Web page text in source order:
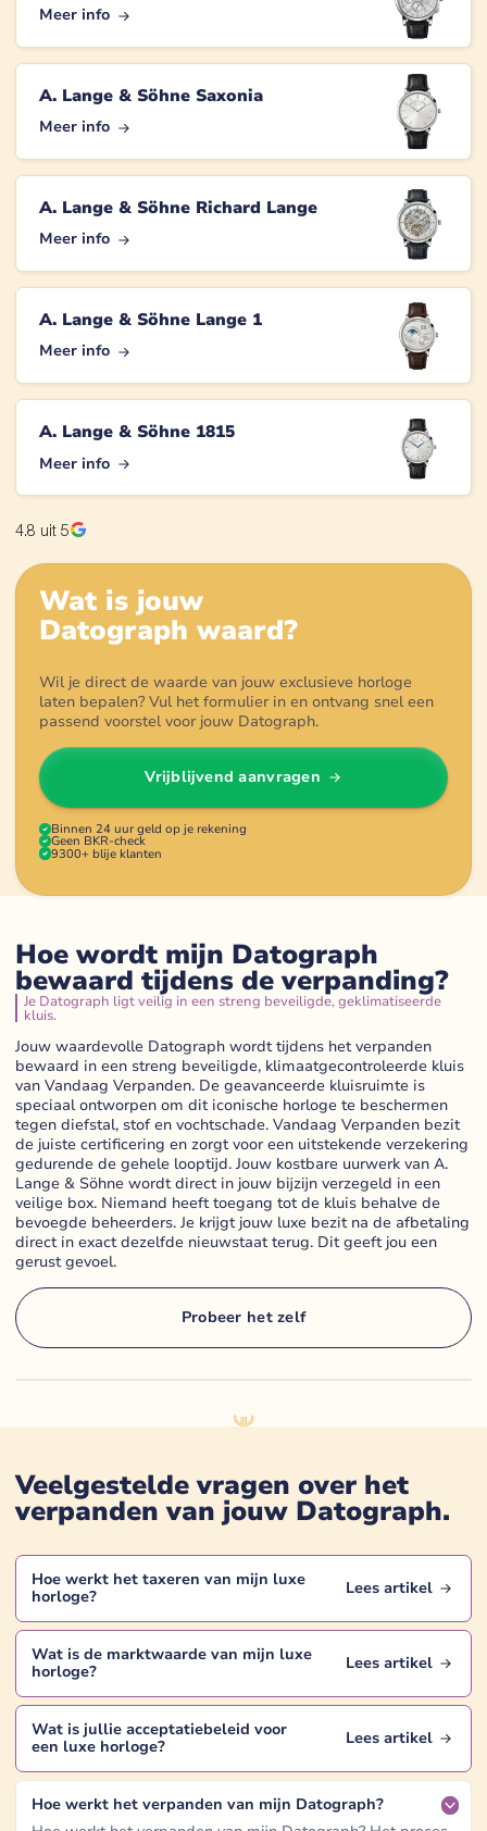
Meer info
A. Lange & Söhne Saxonia
Meer info
A. Lange & Söhne Richard Lange
Meer info
A. Lange & Söhne Lange 1
Meer info
A. Lange & Söhne 1815
Meer info
4.8 uit 5
Wat is jouw
Datograph waard?
Wil je direct de waarde van jouw exclusieve horloge
laten bepalen? Vul het formulier in en ontvang snel een
passend voorstel voor jouw Datograph.
Vrijblijvend aanvragen
Binnen 24 uur geld op je rekening
Geen BKR-check
9300+ blije klanten
Hoe wordt mijn Datograph
bewaard tijdens de verpanding?
Je Datograph ligt veilig in een streng beveiligde, geklimatiseerde
kluis.
Jouw waardevolle Datograph wordt tijdens het verpanden
bewaard in een streng beveiligde, klimaatgecontroleerde kluis
van Vandaag Verpanden. De geavanceerde kluisruimte is
speciaal ontworpen om dit iconische horloge te beschermen
tegen diefstal, stof en vochtschade. Vandaag Verpanden bezit
de juiste certificering en zorgt voor een uitstekende verzekering
gedurende de gehele looptijd. Jouw kostbare uurwerk van A.
Lange & Söhne wordt direct in jouw bijzijn verzegeld in een
veilige box. Niemand heeft toegang tot de kluis behalve de
bevoegde beheerders. Je krijgt jouw luxe bezit na de afbetaling
direct in exact dezelfde nieuwstaat terug. Dit geeft jou een
gerust gevoel.
Probeer het zelf
Veelgestelde vragen over het
verpanden van jouw Datograph.
Hoe werkt het taxeren van mijn luxe
horloge? Lees artikel
Wat is de marktwaarde van mijn luxe
horloge? Lees artikel
Wat is jullie acceptatiebeleid voor
een luxe horloge? Lees artikel
Hoe werkt het verpanden van mijn Datograph?